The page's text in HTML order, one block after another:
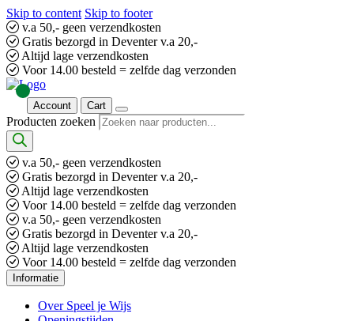
Skip to content Skip to footer
v.a 50,- geen verzendkosten
Gratis bezorgd in Deventer v.a 20,-
Altijd lage verzendkosten
Voor 14.00 besteld = zelfde dag verzonden
Account Cart
Producten zoeken
v.a 50,- geen verzendkosten
Gratis bezorgd in Deventer v.a 20,-
Altijd lage verzendkosten
Voor 14.00 besteld = zelfde dag verzonden
v.a 50,- geen verzendkosten
Gratis bezorgd in Deventer v.a 20,-
Altijd lage verzendkosten
Voor 14.00 besteld = zelfde dag verzonden
Informatie
Over Speel je Wijs